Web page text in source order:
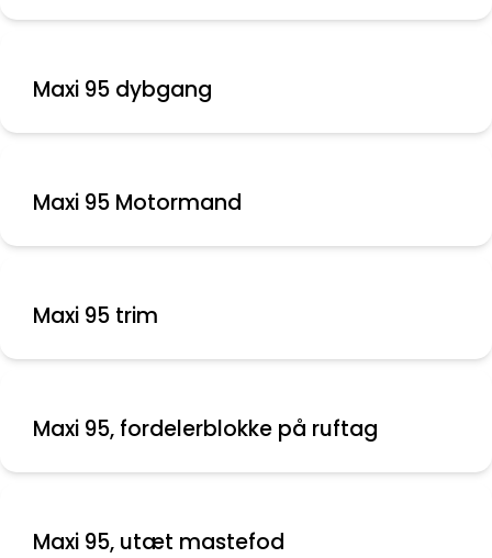
Maxi 95 dybgang
Maxi 95 Motormand
Maxi 95 trim
Maxi 95, fordelerblokke på ruftag
Maxi 95, utæt mastefod